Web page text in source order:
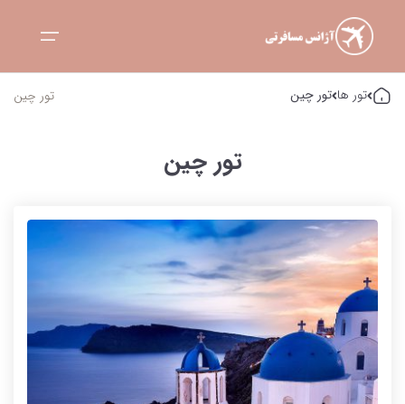
تور تایلند
تور ترکیه
تور چین
تور مالزی
تور هند
بلاگ
تماس با ما
درباره ما
تور فرانسه
تور ها تور چین تور چین
تور چین